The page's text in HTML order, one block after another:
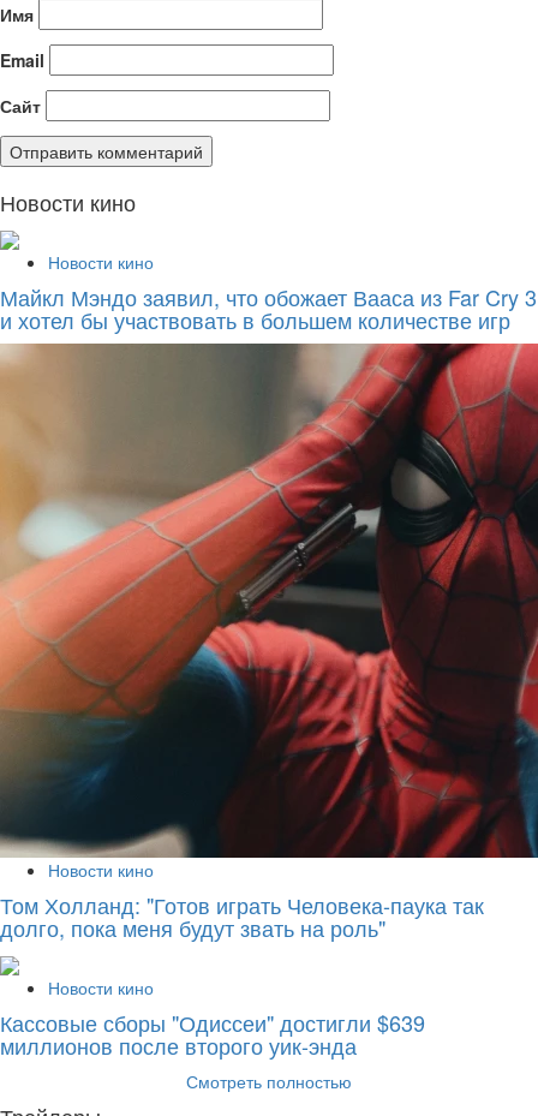
Имя
Email
Сайт
Новости кино
Новости кино
Майкл Мэндо заявил, что обожает Вааса из Far Cry 3
и хотел бы участвовать в большем количестве игр
Новости кино
Том Холланд: "Готов играть Человека-паука так
долго, пока меня будут звать на роль"
Новости кино
Кассовые сборы "Одиссеи" достигли $639
миллионов после второго уик-энда
Смотреть полностью